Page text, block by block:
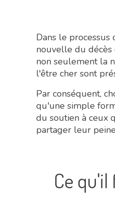
Dans le
nouvelle du décès
non seulement la
l'être cher sont
Par conséquent,
qu'une simple
du soutien à ceux
partager leur
Ce